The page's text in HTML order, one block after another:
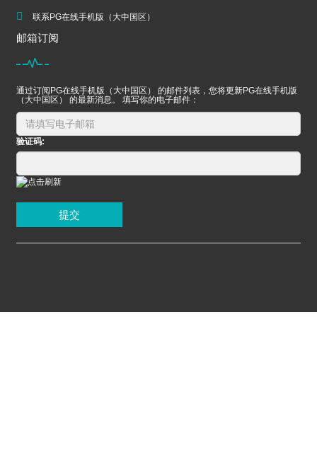
联系PG在线手机版（大中国区）
邮箱订阅
通过订阅PG在线手机版（大中国区） 的邮件列表，您将更新PG在线手机版
（大中国区） 的最新消息。 填写你的电子邮件：
验证码:
提交